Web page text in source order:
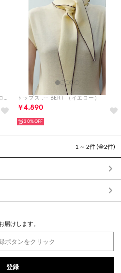
トップス .-- ASAD （パステルイエロー） トップス .-- BERT （イエロー）
￥4,890
30%
1 ～ 2件 (全2件)
けします。
登録